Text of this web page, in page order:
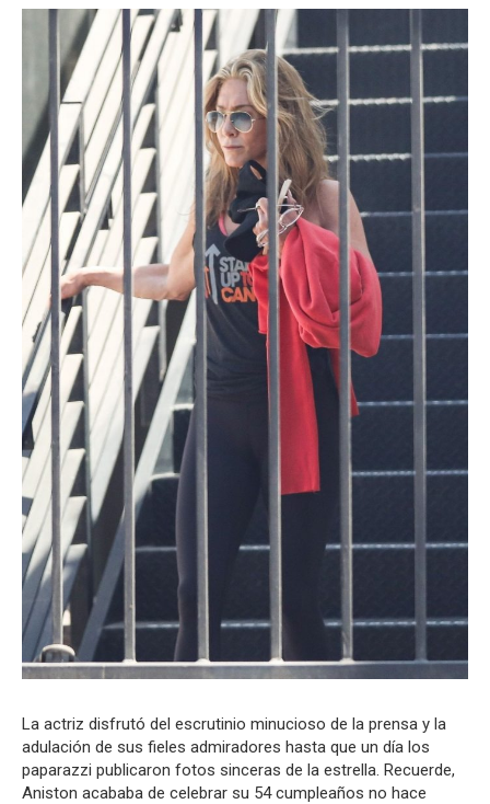
La actriz disfrutó del escrutinio minucioso de la prensa y la
adulación de sus fieles admiradores hasta que un día los
paparazzi publicaron fotos sinceras de la estrella. Recuerde,
Aniston acababa de celebrar su 54 cumpleaños no hace